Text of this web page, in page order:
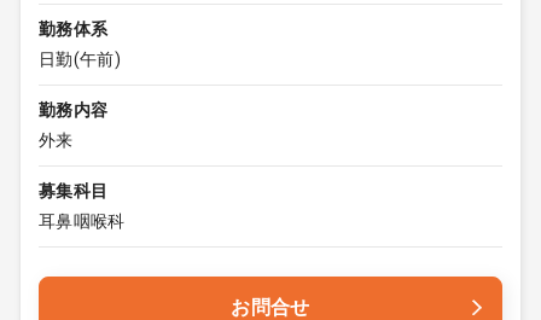
勤務体系
日勤(午前)
勤務内容
外来
募集科目
耳鼻咽喉科
お問合せ